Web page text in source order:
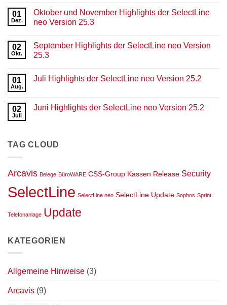
April
Highlight
der
25.4
01
Dez.
Oktober und November Highlights der SelectLine
neo Version 25.3
zu
Oktober
und
der
25.3
02
Okt.
September Highlights der SelectLine neo Version
25.3
zu
SelectLine
neo
01
Aug.
Juli Highlights der SelectLine neo Version 25.2
Juli
Version
25.2
02
Juli
Juni Highlights der SelectLine neo Version 25.2
Highlights
Version
25.2
TAG CLOUD
Arcavis Belege BüroWARE CSS-Group Kassen Release Security
SelectLine SelectLine neo SelectLine Update Sophos Sprint
Telefonanlage Update
KATEGORIEN
Allgemeine Hinweise (3)
Arcavis (9)